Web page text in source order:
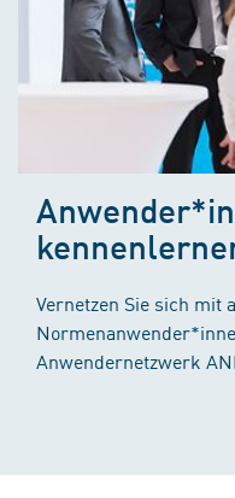
Vernetzen Sie sich mit
Anwendernetzwerk